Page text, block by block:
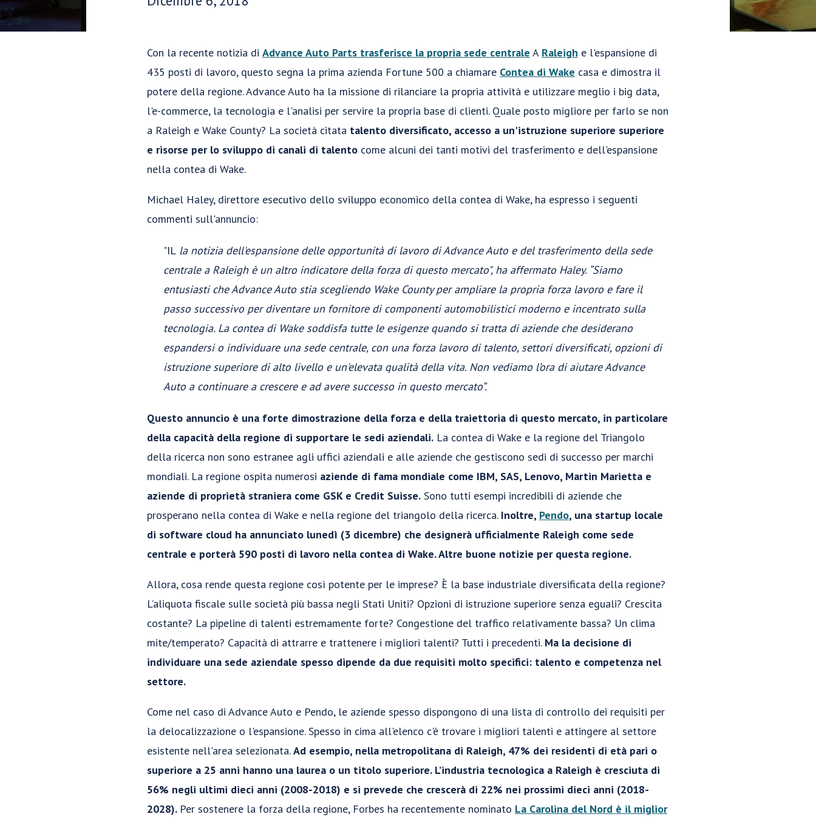
Con la recente notizia di Advance Auto Parts trasferisce la propria sede centrale A Raleigh e l'espansione di
435 posti di lavoro, questo segna la prima azienda Fortune 500 a chiamare Contea di Wake casa e dimostra il
potere della regione. Advance Auto ha la missione di rilanciare la propria attività e utilizzare meglio i big data,
l'e-commerce, la tecnologia e l'analisi per servire la propria base di clienti. Quale posto migliore per farlo se non
a Raleigh e Wake County? La società citata talento diversificato, accesso a un'istruzione superiore superiore
e risorse per lo sviluppo di canali di talento come alcuni dei tanti motivi del trasferimento e dell'espansione
nella contea di Wake.
Michael Haley, direttore esecutivo dello sviluppo economico della contea di Wake, ha espresso i seguenti
commenti sull'annuncio:
"IL la notizia dell'espansione delle opportunità di lavoro di Advance Auto e del trasferimento della sede
centrale a Raleigh è un altro indicatore della forza di questo mercato", ha affermato Haley. “Siamo
entusiasti che Advance Auto stia scegliendo Wake County per ampliare la propria forza lavoro e fare il
passo successivo per diventare un fornitore di componenti automobilistici moderno e incentrato sulla
tecnologia. La contea di Wake soddisfa tutte le esigenze quando si tratta di aziende che desiderano
espandersi o individuare una sede centrale, con una forza lavoro di talento, settori diversificati, opzioni di
istruzione superiore di alto livello e un'elevata qualità della vita. Non vediamo l’ora di aiutare Advance
Auto a continuare a crescere e ad avere successo in questo mercato”.
Questo annuncio è una forte dimostrazione della forza e della traiettoria di questo mercato, in particolare
della capacità della regione di supportare le sedi aziendali. La contea di Wake e la regione del Triangolo
della ricerca non sono estranee agli uffici aziendali e alle aziende che gestiscono sedi di successo per marchi
mondiali. La regione ospita numerosi aziende di fama mondiale come IBM, SAS, Lenovo, Martin Marietta e
aziende di proprietà straniera come GSK e Credit Suisse. Sono tutti esempi incredibili di aziende che
prosperano nella contea di Wake e nella regione del triangolo della ricerca. Inoltre, Pendo, una startup locale
di software cloud ha annunciato lunedì (3 dicembre) che designerà ufficialmente Raleigh come sede
centrale e porterà 590 posti di lavoro nella contea di Wake. Altre buone notizie per questa regione.
Allora, cosa rende questa regione così potente per le imprese? È la base industriale diversificata della regione?
L’aliquota fiscale sulle società più bassa negli Stati Uniti? Opzioni di istruzione superiore senza eguali? Crescita
costante? La pipeline di talenti estremamente forte? Congestione del traffico relativamente bassa? Un clima
mite/temperato? Capacità di attrarre e trattenere i migliori talenti? Tutti i precedenti. Ma la decisione di
individuare una sede aziendale spesso dipende da due requisiti molto specifici: talento e competenza nel
settore.
Come nel caso di Advance Auto e Pendo, le aziende spesso dispongono di una lista di controllo dei requisiti per
la delocalizzazione o l'espansione. Spesso in cima all'elenco c'è trovare i migliori talenti e attingere al settore
esistente nell'area selezionata.Ad esempio, nella metropolitana di Raleigh, 47% dei residenti di età pari o
superiore a 25 anni hanno una laurea o un titolo superiore. L’industria tecnologica a Raleigh è cresciuta di
56% negli ultimi dieci anni (2008-2018) e si prevede che crescerà di 22% nei prossimi dieci anni (2018-
2028). Per sostenere la forza della regione, Forbes ha recentemente nominato La Carolina del Nord è il miglior